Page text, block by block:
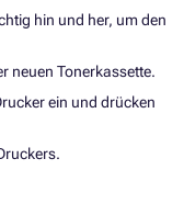
hin und her, um den
neuen Tonerkassette.
ein und drücken